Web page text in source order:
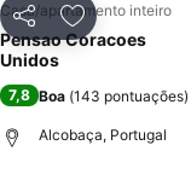
PartilharAdicionar
Casa/apartamento inteiro
Pensao Coracoes
Unidos
7,8 Boa (143 pontuações)
Alcobaça, Portugal